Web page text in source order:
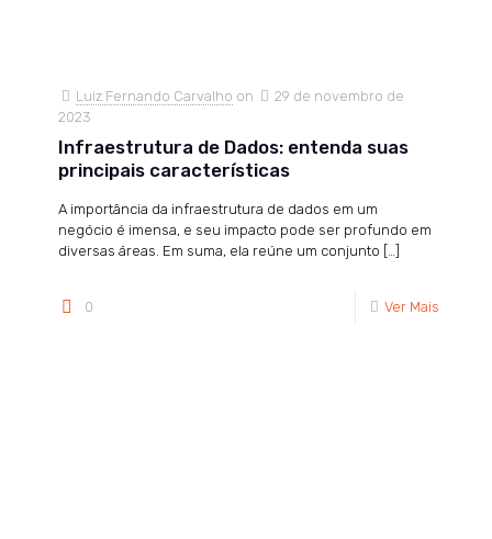
Luiz Fernando Carvalho on
29 de novembro de
2023
Infraestrutura de Dados: entenda suas
principais características
A importância da infraestrutura de dados em um
negócio é imensa, e seu impacto pode ser profundo em
diversas áreas. Em suma, ela reúne um conjunto […]
0 Ver Mais